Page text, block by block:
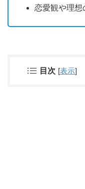
恋愛観や理想
目次 [表示]